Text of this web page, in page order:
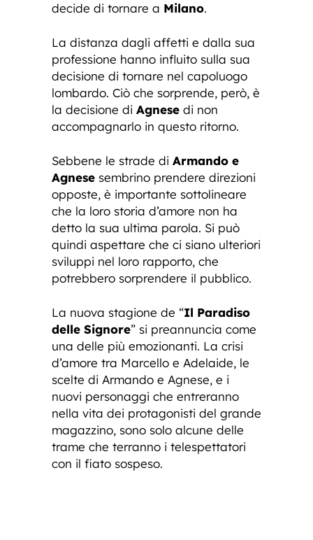
decide di tornare a Milano.
La distanza dagli affetti e dalla sua
professione hanno influito sulla sua
decisione di tornare nel capoluogo
lombardo. Ciò che sorprende, però, è
la decisione di Agnese di non
accompagnarlo in questo ritorno.
Sebbene le strade di Armando e
Agnese sembrino prendere direzioni
opposte, è importante sottolineare
che la loro storia d’amore non ha
detto la sua ultima parola. Si può
quindi aspettare che ci siano ulteriori
sviluppi nel loro rapporto, che
potrebbero sorprendere il pubblico.
La nuova stagione de “Il Paradiso
delle Signore” si preannuncia come
una delle più emozionanti. La crisi
d’amore tra Marcello e Adelaide, le
scelte di Armando e Agnese, e i
nuovi personaggi che entreranno
nella vita dei protagonisti del grande
magazzino, sono solo alcune delle
trame che terranno i telespettatori
con il fiato sospeso.